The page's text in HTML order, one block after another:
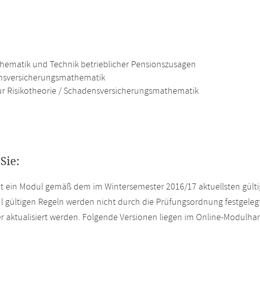
und Technik betrieblicher Pensionszusagen
Risikotheorie / Schadensversicherungsmathematik
ein Modul gemäß dem im Wintersemester 2016/17 aktuellsten
gültigen Regeln werden nicht durch die Prüfungsordnung
aktualisiert werden. Folgende Versionen liegen im Online-